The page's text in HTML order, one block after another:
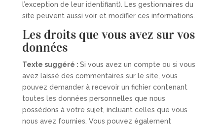
l’exception de leur identifiant). Les gestionnaires du
site peuvent aussi voir et modifier ces informations.
Les droits que vous avez sur vos
données
Texte suggéré : Si vous avez un compte ou si vous
avez laissé des commentaires sur le site, vous
pouvez demander à recevoir un fichier contenant
toutes les données personnelles que nous
possédons à votre sujet, incluant celles que vous
nous avez fournies. Vous pouvez également